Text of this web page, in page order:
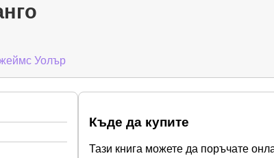
Уолър
Къде да купите
Тази книга можете да поръчате